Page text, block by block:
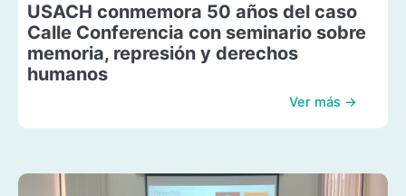
USACH conmemora 50 años del caso
Calle Conferencia con seminario sobre
memoria, represión y derechos
humanos
Ver más →